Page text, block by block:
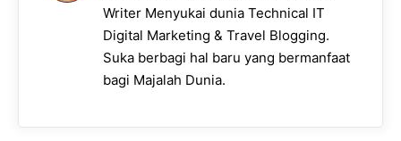
Writer Menyukai dunia Technical IT
Digital Marketing & Travel Blogging.
Suka berbagi hal baru yang bermanfaat
bagi Majalah Dunia.